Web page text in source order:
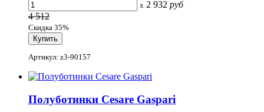
x 2 932 руб
4 512
Скидка 35%
Артикул: z3-90157
Полуботинки Cesare Gaspari